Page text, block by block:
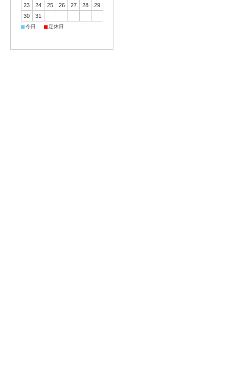
23
24 25 26 27 28
29
30
31
■今日 ■定休日